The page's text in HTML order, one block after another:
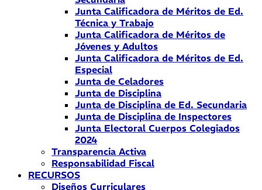
Junta Calificadora de Méritos de Ed.
Técnica y Trabajo
Junta Calificadora de Méritos de
Jóvenes y Adultos
Junta Calificadora de Méritos de Ed.
Especial
Junta de Celadores
Junta de Disciplina
Junta de Disciplina de Ed. Secundaria
Junta de Disciplina de Inspectores
Junta Electoral Cuerpos Colegiados
2024
Transparencia Activa
Responsabilidad Fiscal
RECURSOS
Diseños Curriculares